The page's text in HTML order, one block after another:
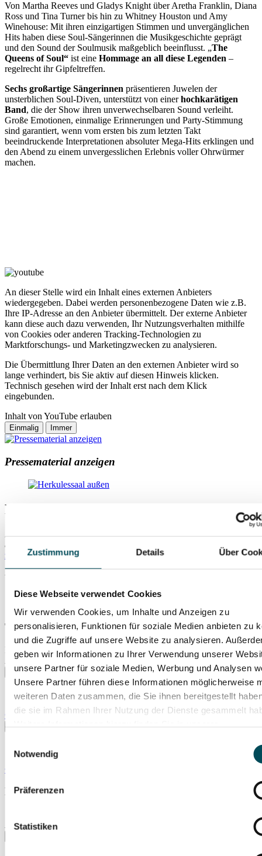
Zustimmung Details Über
Diese Webseite verwendet Cookies
Wir verwenden Cookies, um Inhalte und Anzeigen zu
personalisieren, Funktionen für soziale Medien anbieten zu
und die Zugriffe auf unsere Website zu analysieren.
geben wir Informationen zu Ihrer Verwendung unserer
unsere Partner für soziale Medien, Werbung und Analysen
Unsere Partner führen diese Informationen möglicherweise
weiteren Daten zusammen, die Sie ihnen bereitgestellt
die sie im Rahmen Ihrer Nutzung der Dienste gesammelt
Notwendig
Präferenzen
Statistiken
Von Martha Reeves und Gladys Knight über Aretha Franklin, Diana
Ross und Tina Turner bis hin zu Whitney Houston und Amy
Winehouse: Mit ihren einzigartigen Stimmen und unvergänglichen
Hits haben diese Soul-Sängerinnen die Musikgeschichte geprägt
und den Sound der Soulmusik maßgeblich beeinflusst. „The
Queens of Soul“ ist eine Hommage an all diese Legenden –
regelrecht ihr Gipfeltreffen.
Sechs großartige Sängerinnen präsentieren Juwelen der
unsterblichen Soul-Diven, unterstützt von einerhochkarätigen
Band, die der Show ihren unverwechselbaren Sound verleiht.
Große Emotionen, einmalige Erinnerungen und Party-Stimmung
sind garantiert, wenn vom ersten bis zum letzten Takt
beeindruckende Interpretationen absoluter Mega-Hits erklingen und
den Abend zu einem unvergesslichen Erlebnis voller Ohrwürmer
machen.
An dieser Stelle wird ein Inhalt eines externen Anbieters
wiedergegeben. Dabei werden personenbezogene Daten wie z.B.
Ihre IP-Adresse an den Anbieter übermittelt. Der externe Anbieter
kann diese auch dazu verwenden, Ihr Nutzungsverhalten mithilfe
von Cookies oder anderen Tracking-Technologien zu
Marktforschungs- und Marketingzwecken zu analysieren.
Die Übermittlung Ihrer Daten an den externen Anbieter wird so
lange verhindert, bis Sie aktiv auf diesen Hinweis klicken.
Technisch gesehen wird der Inhalt erst nach dem Klick
eingebunden.
Inhalt von YouTube erlauben
Pressematerial anzeigen
Herkulessaal
Residenzstr. 1
80333 München
zum Routenplaner mehr Infos
Weitere Veranstaltungsempfehlungen
The Sound of Classic Motown
Fr., 16.10.2026
Prinzregententheater
© SOVA Production
© Traudi Siferlinger
Das Winterfest der Wirtshausmusik
Herkulessaal